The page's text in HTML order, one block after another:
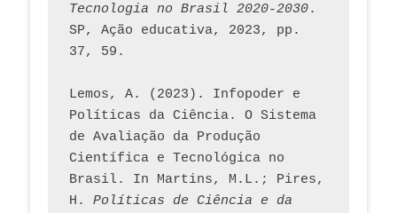
Tecnologia no Brasil 2020-2030.
SP, Ação educativa, 2023, pp.
37, 59.
Lemos, A. (2023). Infopoder e
Políticas da Ciência. O Sistema
de Avaliação da Produção
Científica e Tecnológica no
Brasil. In Martins, M.L.; Pires,
H. Políticas de Ciência e da